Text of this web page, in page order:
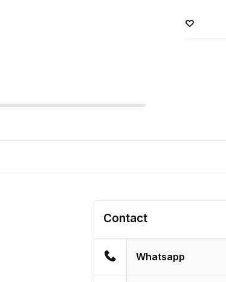
Contact
Whatsapp